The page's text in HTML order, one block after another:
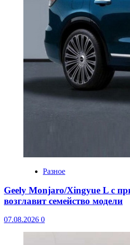
Разное
Geely Monjaro/Xingyue L с
возглавит семейство модели
07.08.2026 0